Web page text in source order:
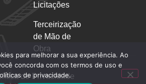
Licitações
Terceirização
de Mão de
Obra
de Privacidade
para melhorar a sua experiência. Ao
concorda com os termos de uso e
de privacidade.